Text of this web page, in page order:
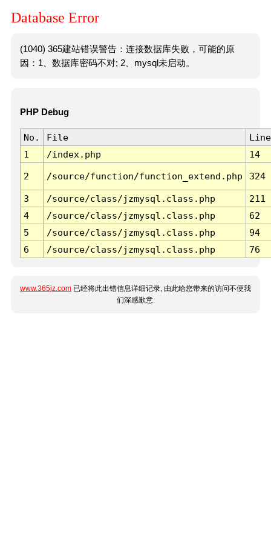
Database Error
(1040) 365建站错误警告：连接数据库失败，可能的原
因：1、数据库密码不对; 2、mysql未启动。
PHP Debug
No. File
Line
1
/index.php 14
2 /source/function/function_extend.php 324
3 /source/class/jzmysql.class.php
211
4
/source/class/jzmysql.class.php
62
5
/source/class/jzmysql.class.php
94
6
/source/class/jzmysql.class.php 76
www.365jz.com 已经将此出错信息详细记录, 由此给您带来的访问不便我
们深感歉意.